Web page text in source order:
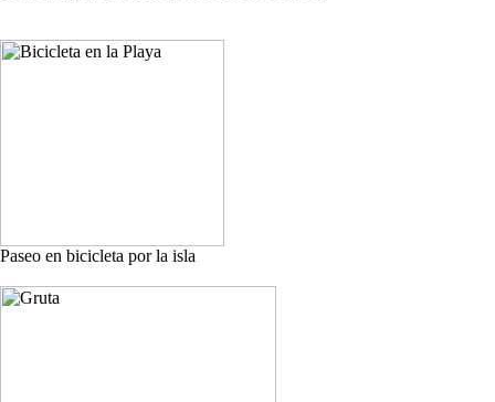
Paseo en bicicleta por la isla